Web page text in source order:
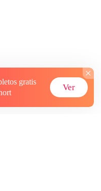
gratis
Ver